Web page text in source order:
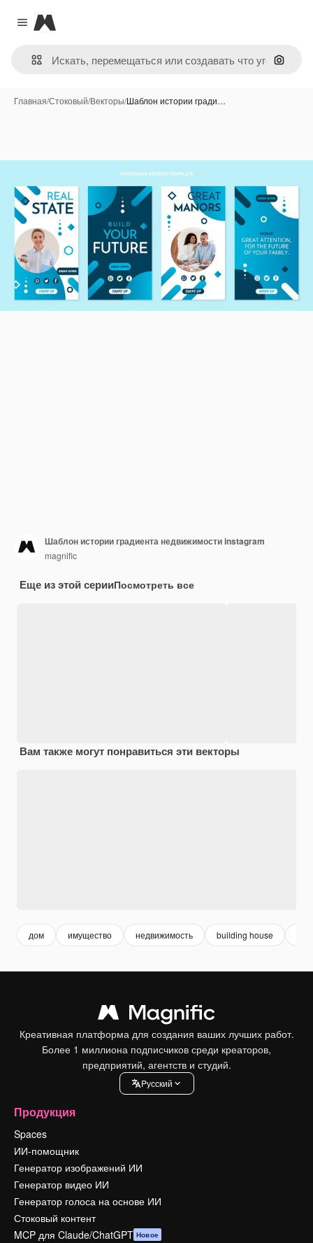
Close menu
Magnific
Поиск
Главная/Стоковый/Векторы/Шаблон истории гради…
Шаблон истории градиента недвижимости instagram
magnific
Еще из этой серииПосмотреть все
Вам также могут понравиться эти векторы
дом имущество недвижимость building house
Креативная платформа для создания ваших лучших работ.
Более 1 миллиона подписчиков среди креаторов,
предприятий, агентств и студий.
Pусский
Продукция
Spaces
ИИ-помощник
Генератор изображений ИИ
Генератор видео ИИ
Генератор голоса на основе ИИ
Стоковый контент
MCP для Claude/ChatGPT Новое